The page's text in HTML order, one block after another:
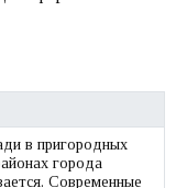
в пригородных
города
Современные